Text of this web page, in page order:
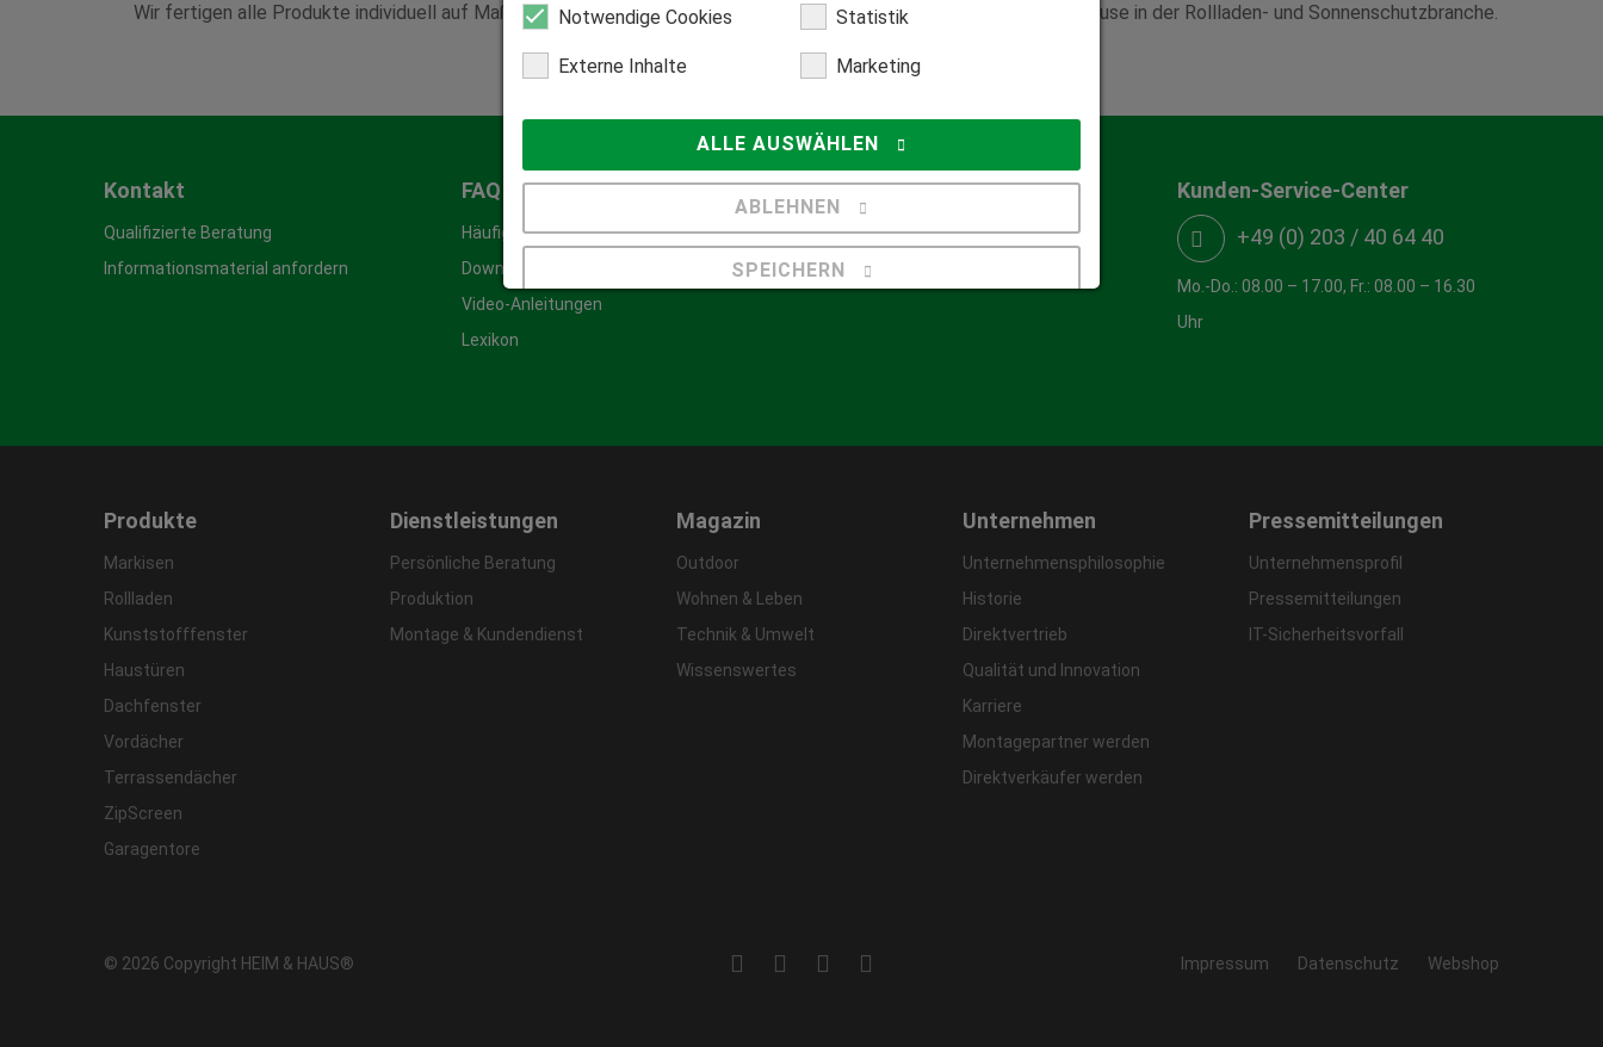
Wir fertigen alle Produkte individuell auf Maß.
Zuhause in der Rollladen- und Sonnenschutzbranche.
Kontakt
Qualifizierte Beratung
Informationsmaterial anfordern
FAQ & Hilfecenter
Häufige Fragen
Downloadcenter
Video-Anleitungen
Lexikon
Kunden-Service-Center
+49 (0) 203 / 40 64 40
Mo.-Do.: 08.00 – 17.00, Fr.: 08.00 – 16.30
Uhr
Produkte
Markisen
Rollladen
Kunststofffenster
Haustüren
Dachfenster
Vordächer
Terrassendächer
ZipScreen
Garagentore
Dienstleistungen
Persönliche Beratung
Produktion
Montage & Kundendienst
Magazin
Outdoor
Wohnen & Leben
Technik & Umwelt
Wissenswertes
Unternehmen
Unternehmensphilosophie
Historie
Direktvertrieb
Qualität und Innovation
Karriere
Montagepartner werden
Direktverkäufer werden
Pressemitteilungen
Unternehmensprofil
Pressemitteilungen
IT-Sicherheitsvorfall
© 2026 Copyright HEIM & HAUS® Impressum Datenschutz Webshop
Notwendige Cookies Statistik
Externe Inhalte Marketing
ALLE AUSWÄHLEN
ABLEHNEN
SPEICHERN